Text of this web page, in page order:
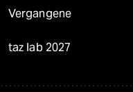
Vergangene
taz lab 2027